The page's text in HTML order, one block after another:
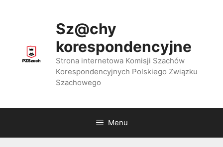
Sz@chy
korespondencyjne
Strona internetowa Komisji Szachów
Korespondencyjnych Polskiego Związku
Szachowego
Menu